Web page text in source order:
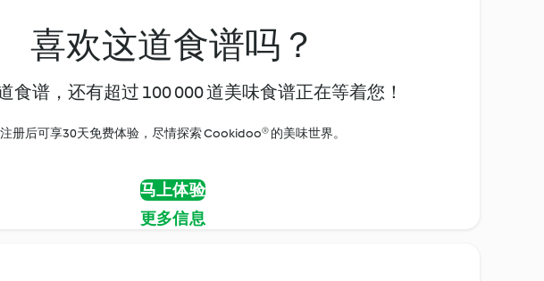
喜欢这道食谱吗？
食谱，还有超过 100 000 道美味食谱正在等着您！
注册后可享30天免费体验，尽情探索 Cookidoo® 的美味世界。
马上体验
更多信息